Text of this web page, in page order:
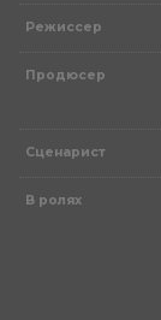
Режиссер
Продюсер
Сценарист
В ролях